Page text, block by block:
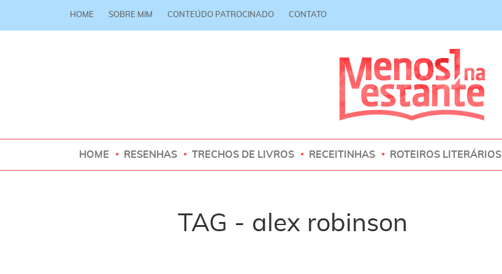
HOME SOBRE MIM CONTEÚDO PATROCINADO CONTATO
HOME RESENHAS TRECHOS DE LIVROS RECEITINHAS ROTEIROS LITERÁRIOS
TAG - alex robinson